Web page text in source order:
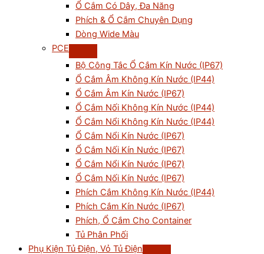
Ổ Cắm Có Dây, Đa Năng
Phích & Ổ Cắm Chuyên Dụng
Dòng Wide Màu
PCE
Bộ Công Tắc Ổ Cắm Kín Nước (IP67)
Ổ Cắm Âm Không Kín Nước (IP44)
Ổ Cắm Âm Kín Nước (IP67)
Ổ Cắm Nối Không Kín Nước (IP44)
Ổ Cắm Nổi Không Kín Nước (IP44)
Ổ Cắm Nổi Kín Nước (IP67)
Ổ Cắm Nối Kín Nước (IP67)
Ổ Cắm Nổi Kín Nước (IP67)
Ổ Cắm Nối Kín Nước (IP67)
Phích Cắm Không Kín Nước (IP44)
Phích Cắm Kín Nước (IP67)
Phích, Ổ Cắm Cho Container
Tủ Phân Phối
Phụ Kiện Tủ Điện, Vỏ Tủ Điện